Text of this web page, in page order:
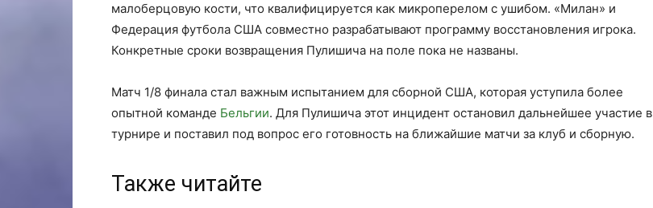
малоберцовую кости, что квалифицируется как микроперелом с ушибом. «Милан» и
Федерация футбола США совместно разрабатывают программу восстановления игрока.
Конкретные сроки возвращения Пулишича на поле пока не названы.
Матч 1/8 финала стал важным испытанием для сборной США, которая уступила более
опытной команде Бельгии. Для Пулишича этот инцидент остановил дальнейшее участие в
турнире и поставил под вопрос его готовность на ближайшие матчи за клуб и сборную.
Также читайте